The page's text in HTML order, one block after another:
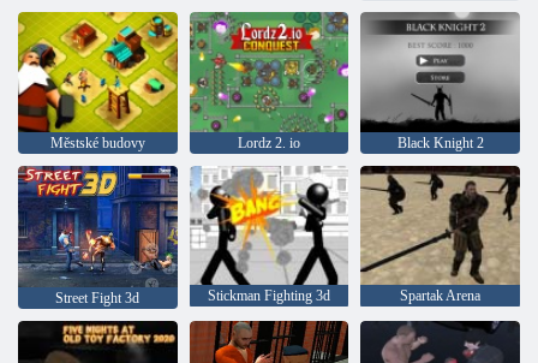
Městské budovy Lordz 2. io Black Knight 2
Street Fight 3d Stickman Fighting 3d Spartak Arena